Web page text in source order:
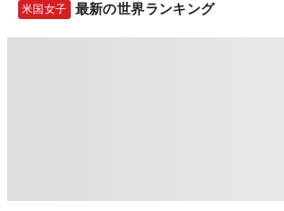
米国女子 最新の世界ランキング